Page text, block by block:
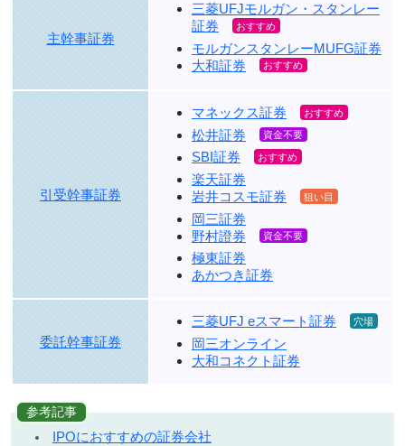
主幹事証券
三菱UFJモルガン・スタンレー
証券
モルガンスタンレーMUFG証券
大和証券
引受幹事証券
マネックス証券
松井証券
SBI証券
楽天証券
岩井コスモ証券
岡三証券
野村證券
極東証券
あかつき証券
委託幹事証券
三菱UFJ eスマート証券
岡三オンライン
大和コネクト証券
参考記事
IPOにおすすめの証券会社